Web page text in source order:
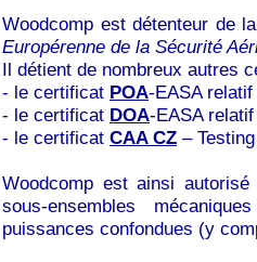
Woodcomp est détenteur de
Europérenne de la Sécurité
Il détient de nombreux autres
- le certificat POA-EASA
- le certificat DOA-EASA
- le certificat CAA CZ –
Woodcomp est ainsi
sous-ensembles
puissances confondues (y